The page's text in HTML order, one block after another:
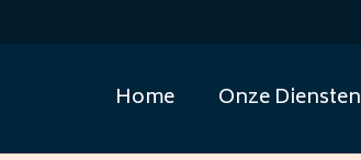
Home Onze Diensten